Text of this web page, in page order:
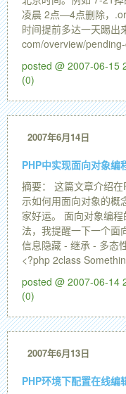
凌晨 2点—4点删除，
时间提前多达一天踢出
com/overview/
posted @ 2007-06-15
(0)
2007年6月14日
PHP中实现面向对象编
摘要： 这篇文章介绍
示如何用面向对象的概
家好运。 面向对象编
法，我提醒一下一个面
信息隐藏 - 继承 - 多态
<?php 2class
posted @ 2007-06-14
(0)
2007年6月13日
PHP环境下配置在线